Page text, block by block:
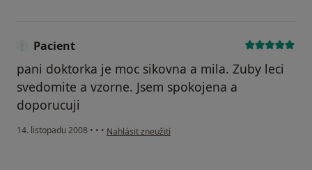
Pacient
pani doktorka je moc sikovna a mila. Zuby leci
svedomite a vzorne. Jsem spokojena a
doporucuji
14. listopadu 2008 • • • podle názoru uživatele Pacient
Nahlásit zneužití